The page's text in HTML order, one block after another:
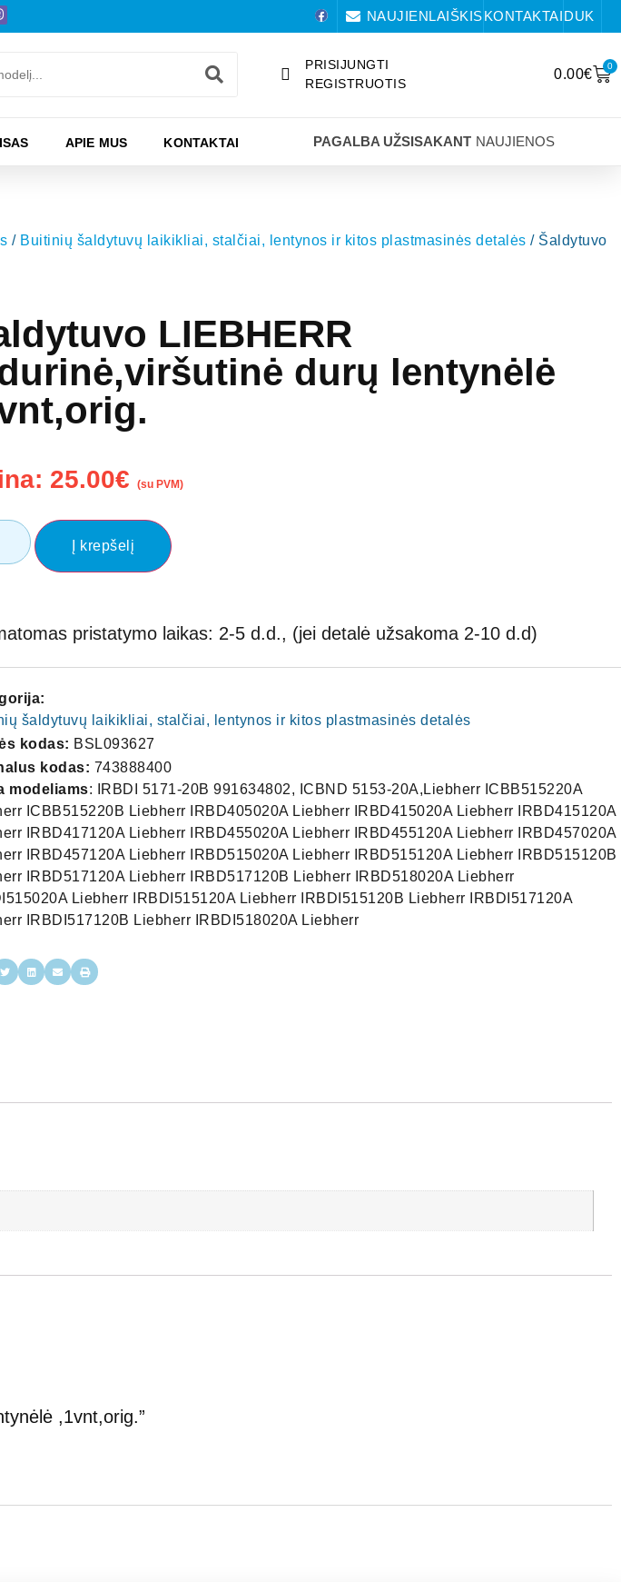
NAUJIENLAIŠKISKONTAKTAIDUK
PRISIJUNGTI
REGISTRUOTIS
0.00€
0
APIE MUS KONTAKTAI PAGALBA UŽSISAKANT NAUJIENOS
/ Buitinių šaldytuvų laikikliai, stalčiai, lentynos ir kitos plastmasinės detalės / Šaldytuvo
LIEBHERR
durų lentynėlė
25.00€ (su PVM)
Į krepšelį
pristatymo laikas: 2-5 d.d., (jei detalė užsakoma 2-10 d.d)
šaldytuvų laikikliai, stalčiai, lentynos ir kitos plastmasinės detalės
kodas: BSL093627
kodas: 743888400
modeliams: IRBDI 5171-20B 991634802, ICBND 5153-20A,Liebherr ICBB515220A
ICBB515220B Liebherr IRBD405020A Liebherr IRBD415020A Liebherr IRBD415120A
IRBD417120A Liebherr IRBD455020A Liebherr IRBD455120A Liebherr IRBD457020A
IRBD457120A Liebherr IRBD515020A Liebherr IRBD515120A Liebherr IRBD515120B
IRBD517120A Liebherr IRBD517120B Liebherr IRBD518020A Liebherr
Liebherr IRBDI515120A Liebherr IRBDI515120B Liebherr IRBDI517120A
IRBDI517120B Liebherr IRBDI518020A Liebherr
,1vnt,orig.”